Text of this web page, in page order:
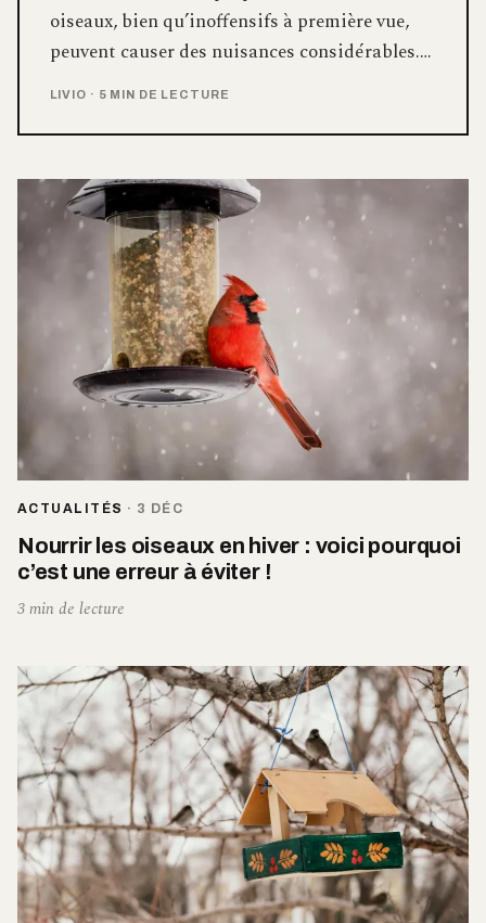
oiseaux, bien qu’inoffensifs à première vue,
peuvent causer des nuisances considérables.…
LIVIO · 5 MIN DE LECTURE
ACTUALITÉS · 3 DÉC
Nourrir les oiseaux en hiver : voici pourquoi
c’est une erreur à éviter !
3 min de lecture